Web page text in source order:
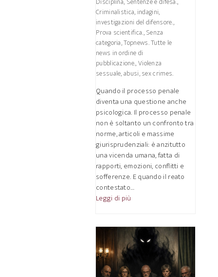
Criminalistica, indagini,
investigazioni del difensore.,
Prova scientifica.,Senza
categoria,Topnews. Tutte le
news in ordine di
pubblicazione.,Violenza
sessuale, abusi, sex crimes.
Quando il processo penale
diventa una questione anche
psicologica. Il processo penale
non è soltanto un confronto tra
norme, articoli e massime
giurisprudenziali: è anzitutto
una vicenda umana, fatta di
rapporti, emozioni, conflitti e
sofferenze. E quando il reato
contestato…
Leggi di più